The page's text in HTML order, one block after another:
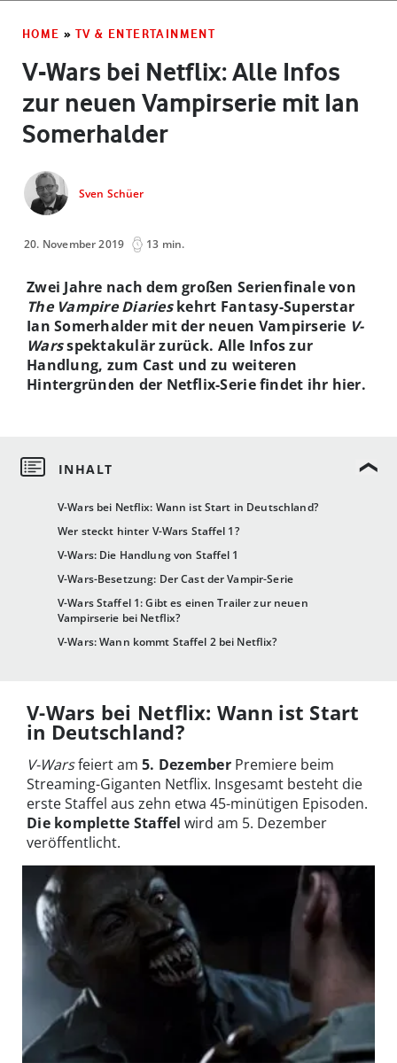
HOME » TV & ENTERTAINMENT
V-Wars bei Netflix: Alle Infos
zur neuen Vampirserie mit Ian
Somerhalder
Sven Schüer
20. November 2019 13 min.
V-Wars bei Netflix: Wann ist Start in Deutschland?
Wer steckt hinter V-Wars Staffel 1?
V-Wars: Die Handlung von Staffel 1
V-Wars-Besetzung: Der Cast der Vampir-Serie
V-Wars Staffel 1: Gibt es einen Trailer zur neuen
Vampirserie bei Netflix?
V-Wars: Wann kommt Staffel 2 bei Netflix?
Zwei Jahre nach dem großen Serienfinale von
The Vampire Diarieskehrt Fantasy-Superstar
Ian Somerhalder mit der neuen Vampirserie V-
Warsspektakulär zurück. Alle Infos zur
Handlung, zum Cast und zu weiteren
Hintergründen der Netflix-Serie findet ihr hier.
V-Wars bei Netflix: Wann ist Start
in Deutschland?
V-Warsfeiert am 5. DezemberPremiere beim
Streaming-Giganten Netflix. Insgesamt besteht die
erste Staffel aus zehn etwa 45-minütigen Episoden.
Die komplette Staffel wird am 5. Dezember
veröffentlicht.